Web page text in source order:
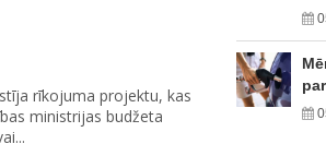
rīkojuma projektu, kas
ministrijas budžeta